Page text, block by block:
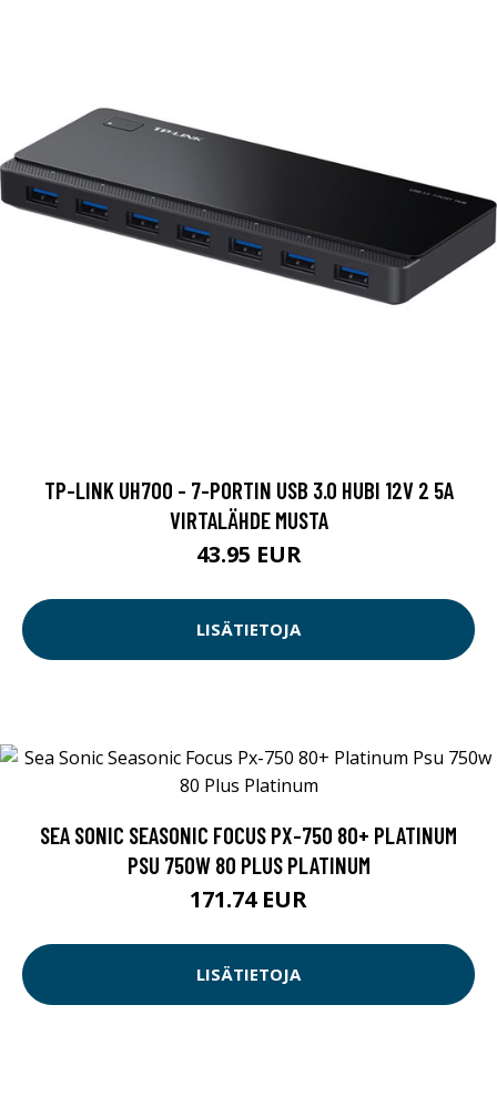
TP-LINK UH700 - 7-PORTIN USB 3.0 HUBI 12V 2 5A
VIRTALÄHDE MUSTA
43.95 EUR
LISÄTIETOJA
SEA SONIC SEASONIC FOCUS PX-750 80+ PLATINUM
PSU 750W 80 PLUS PLATINUM
171.74 EUR
LISÄTIETOJA